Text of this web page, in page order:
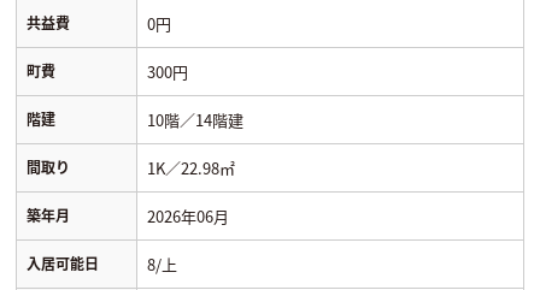
共益費 0円
町費 300円
階建 10階／14階建
間取り 1K／22.98㎡
築年月 2026年06月
入居可能日 8/上